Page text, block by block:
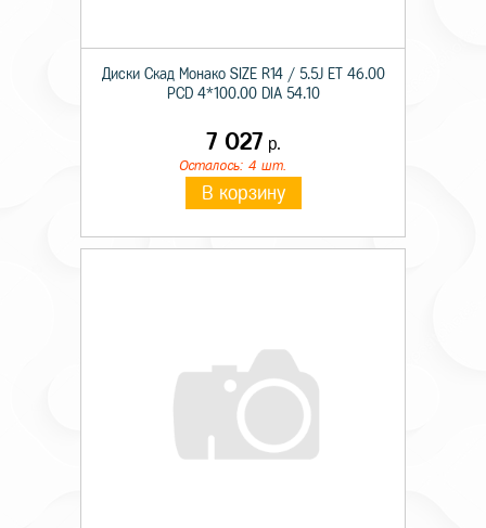
Диски Скад Монако SIZE R14 / 5.5J ET 46.00
PCD 4*100.00 DIA 54.10
7 027 р.
Осталось: 4 шт.
В корзину